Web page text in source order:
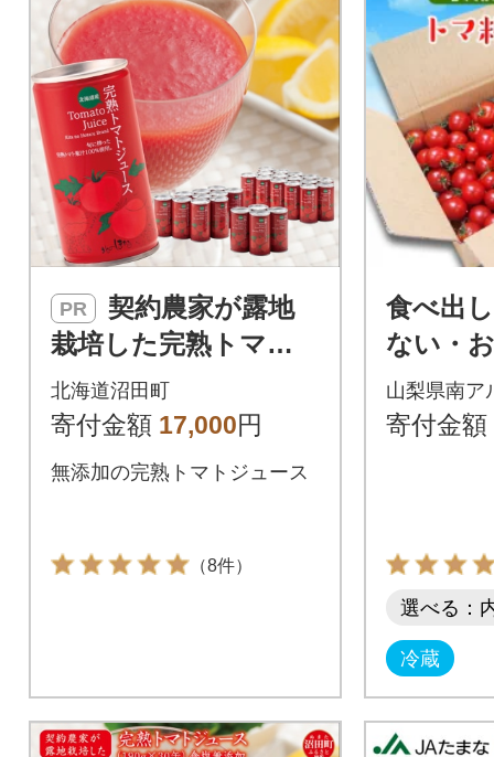
PR
栽培した完熟トマト
ジュース 無塩 190g 3
0缶 無添加 ヘルシーD
北海道沼田町
寄付金額 17,000円
無添加の完熟トマトジュース
（8件）
食べ出
ない・
～いフ
「トマ
山梨県南ア
寄付金額
選べる：
冷蔵